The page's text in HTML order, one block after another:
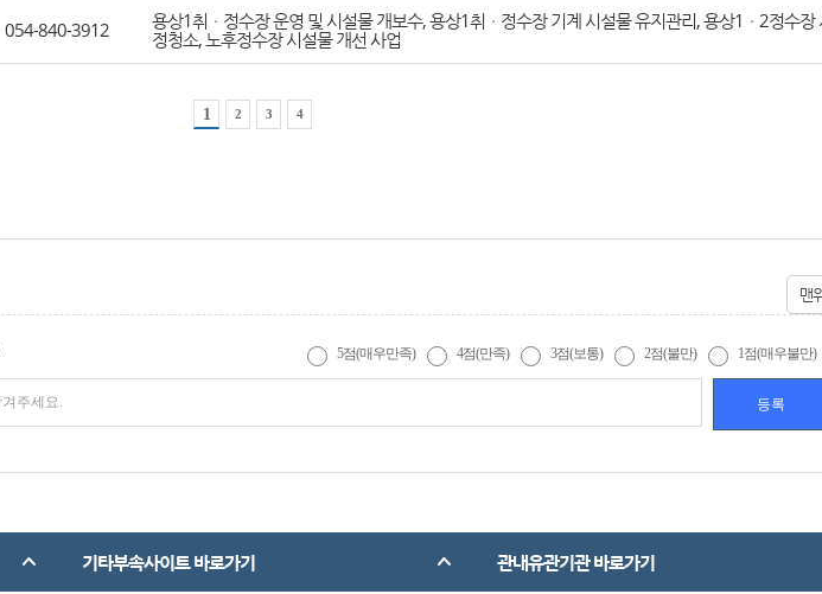
054-840-3912
용상1취ㆍ정수장 운영 및 시설물 개보수, 용상1취ㆍ정수장 기계 시설물 유지관리, 용상1ㆍ2정수장
정청소, 노후정수장 시설물 개선 사업
1 2 3 4
맨
5점(매우만족) 4점(만족) 3점(보통) 2점(불만) 1점(매우불만)
기타부속사이트 바로가기 관내유관기관 바로가기